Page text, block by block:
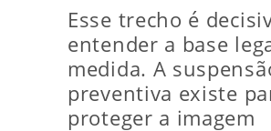
Esse trecho é
entender a base
medida. A
preventiva existe
proteger a imagem